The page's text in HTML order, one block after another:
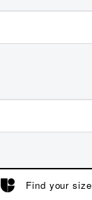
クラブトップス
Find your size